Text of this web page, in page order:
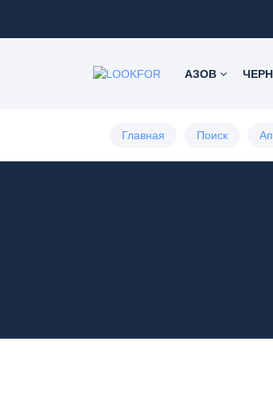
АЗОВ
Главная Поиск